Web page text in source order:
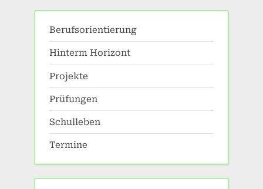
Berufsorientierung
Hinterm Horizont
Projekte
Prüfungen
Schulleben
Termine